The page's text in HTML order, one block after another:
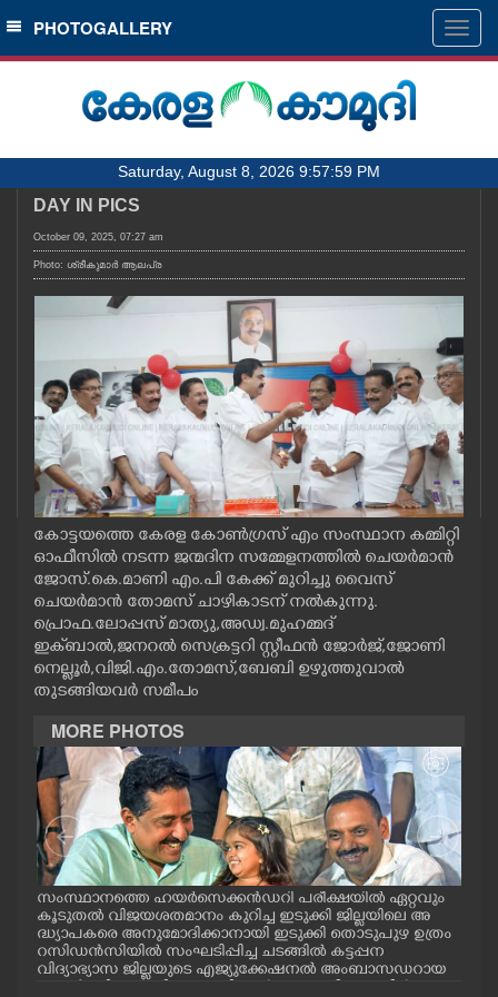
SECTIONS
HOME
NOTIFIED NEWS
KERALA
OBITUARY
NEWS 360
CASE DIARY
CINEMA
OPINION
LIFESTYLE
SPIRITUAL
INFO+
ART
PHOTOGALLERY
Saturday, August 8, 2026 9:57:59 PM
DAY IN PICS
October 09, 2025, 07:27 am
Photo: ശ്രീകുമാർ ആലപ്ര
കോട്ടയത്തെ കേരള കോൺഗ്രസ് എം സംസ്ഥാന കമ്മിറ്റി
ഓഫീസിൽ നടന്ന ജന്മദിന സമ്മേളനത്തിൽ ചെയർമാൻ
ജോസ്‌.കെ.മാണി എം.പി കേക്ക് മുറിച്ചു വൈസ്
ചെയർമാൻ തോമസ് ചാഴികാടന് നൽകുന്നു.
പ്രൊഫ.ലോപ്പസ് മാത്യു,അഡ്വ.മുഹമ്മദ്
ഇക്‌ബാൽ,ജനറൽ സെക്രട്ടറി സ്റ്റീഫൻ ജോർജ്,ജോണി
നെല്ലൂർ,വിജി.എം.തോമസ്,ബേബി ഉഴുത്തുവാൽ
തുടങ്ങിയവർ സമീപം
MORE PHOTOS
സംസ്ഥാനത്തെ ഹയർസെക്കൻഡറി പരീക്ഷയിൽ ഏറ്റവും
കൂടുതൽ വിജയശതമാനം കുറിച്ച ഇടുക്കി ജില്ലയിലെ അ
ദ്ധ്യാപകരെ അനുമോദിക്കാനായി ഇടുക്കി തൊടുപുഴ ഉത്രം
റസിഡൻസിയിൽ സംഘടിപ്പിച്ച ചടങ്ങിൽ കട്ടപ്പന
വിദ്യാഭ്യാസ ജില്ലയുടെ എജ്യുക്കേഷനൽ അംബാസഡറായ